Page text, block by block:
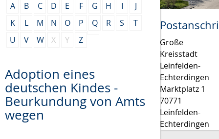
A
B C D E F G H I
J
K
L M N O P Q R S
T
U
V W X Y Z
Adoption eines
deutschen Kindes -
Beurkundung von Amts
wegen
Große
Kreisstadt
Leinfelden-
Echterdingen
Marktplatz 1
70771
Leinfelden-
Echterdingen